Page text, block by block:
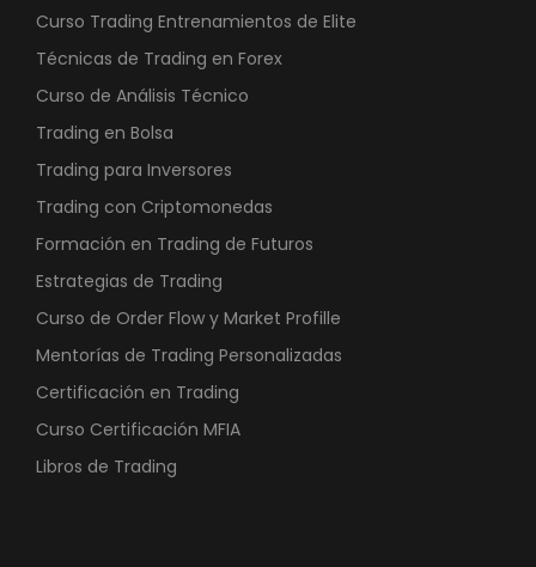
Curso Trading Entrenamientos de Elite
Técnicas de Trading en Forex
Curso de Análisis Técnico
Trading en Bolsa
Trading para Inversores
Trading con Criptomonedas
Formación en Trading de Futuros
Estrategias de Trading
Curso de Order Flow y Market Profille
Mentorías de Trading Personalizadas
Certificación en Trading
Curso Certificación MFIA
Libros de Trading